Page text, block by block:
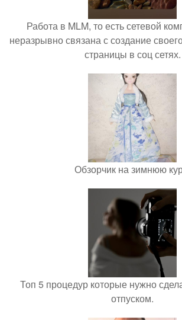
Работа в MLM, то есть сетевой
неразрывно связана с создание
страницы в соц сетях.
Обзорчик на зимнюю
Топ 5 процедур которые нужно
отпуском.